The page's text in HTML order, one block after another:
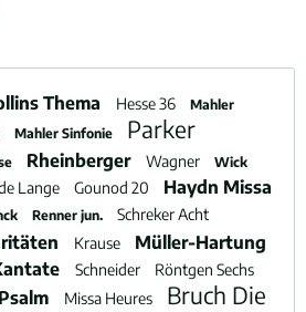
Thema Hesse 36
Mahler
Mahler Sinfonie
Parker
Rheinberger Wagner
Wick
Lange Gounod 20 Haydn Missa
Renner jun. Schreker Acht
Krause Müller-Hartung
Schneider
Röntgen Sechs
Missa Heures Bruch Die